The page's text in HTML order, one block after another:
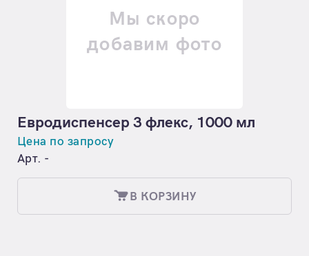
Мы скоро
добавим фото
Евродиспенсер 3 флекс, 1000 мл
Цена по запросу
Арт. -
В КОРЗИНУ